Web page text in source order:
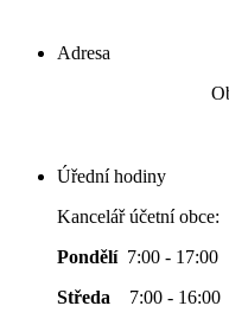
Adresa
Úřední hodiny
Kancelář účetní obce:
Pondělí 7:00 - 17:00
Středa 7:00 - 16:00